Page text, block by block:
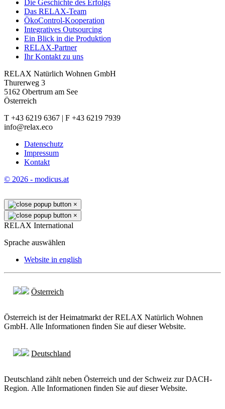
Die Geschichte des Erfolgs
Das RELAX-Team
ÖkoControl-Kooperation
Integratives Outsourcing
Ein Blick in die Produktion
RELAX-Partner
Ihr Kontakt zu uns
RELAX Natürlich Wohnen GmbH
Thurerweg 3
5162 Obertrum am See
Österreich
T +43 6219 6367 | F +43 6219 7939
info@relax.eco
Datenschutz
Impressum
Kontakt
© 2026 - modicus.at
×
×
RELAX International
Sprache auswählen
Website in english
Österreich
Österreich ist der Heimatmarkt der RELAX Natürlich Wohnen
GmbH. Alle Informationen finden Sie auf dieser Website.
Deutschland
Deutschland zählt neben Österreich und der Schweiz zur DACH-
Region. Alle Informationen finden Sie auf dieser Website.